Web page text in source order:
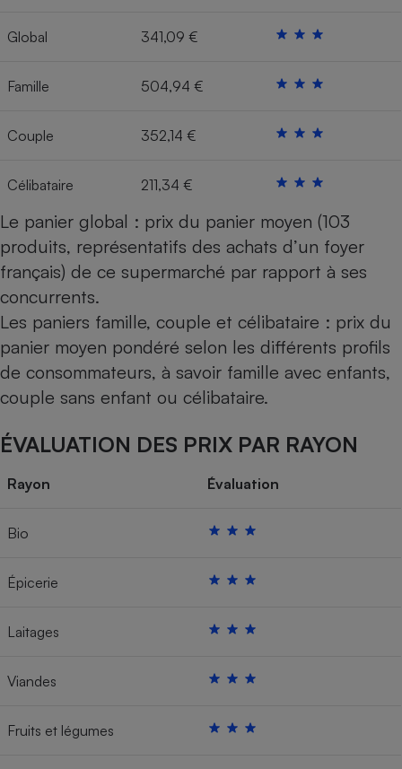
Global 341,09 €
Famille 504,94 €
Couple 352,14 €
Célibataire 211,34 €
Le panier global : prix du panier moyen (103
produits, représentatifs des achats d’un foyer
français) de ce supermarché par rapport à ses
concurrents.
Les paniers famille, couple et célibataire : prix du
panier moyen pondéré selon les différents profils
de consommateurs, à savoir famille avec enfants,
couple sans enfant ou célibataire.
ÉVALUATION DES PRIX PAR RAYON
Rayon Évaluation
Bio
Épicerie
Laitages
Viandes
Fruits et légumes